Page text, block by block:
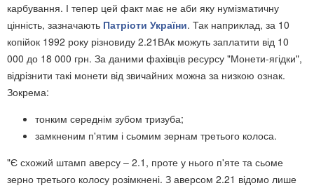
карбування. І тепер цей факт має не аби яку нумізматичну
цінність, зазначають Патріоти України. Так наприклад, за 10
копійок 1992 року різновиду 2.21ВАк можуть заплатити від 10
000 до 18 000 грн. За даними фахівців ресурсу "Монети-ягідки",
відрізнити такі монети від звичайних можна за низкою ознак.
Зокрема:
тонким середнім зубом тризуба;
замкненим п'ятим і сьомим зернам третього колоса.
"Є схожий штамп аверсу – 2.1, проте у нього п'яте та сьоме
зерно третього колосу розімкнені. З аверсом 2.21 відомо лише